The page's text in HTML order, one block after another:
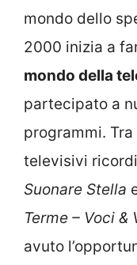
mondo dello
2000 inizia a
mondo della
partecipato a
programmi.
televisivi
Suonare Stella
Terme – Voci &
avuto